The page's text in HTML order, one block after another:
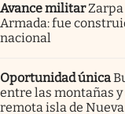
Avance militar
Armada: fue
nacional
Oportunidad única
entre las montañas
remota isla de